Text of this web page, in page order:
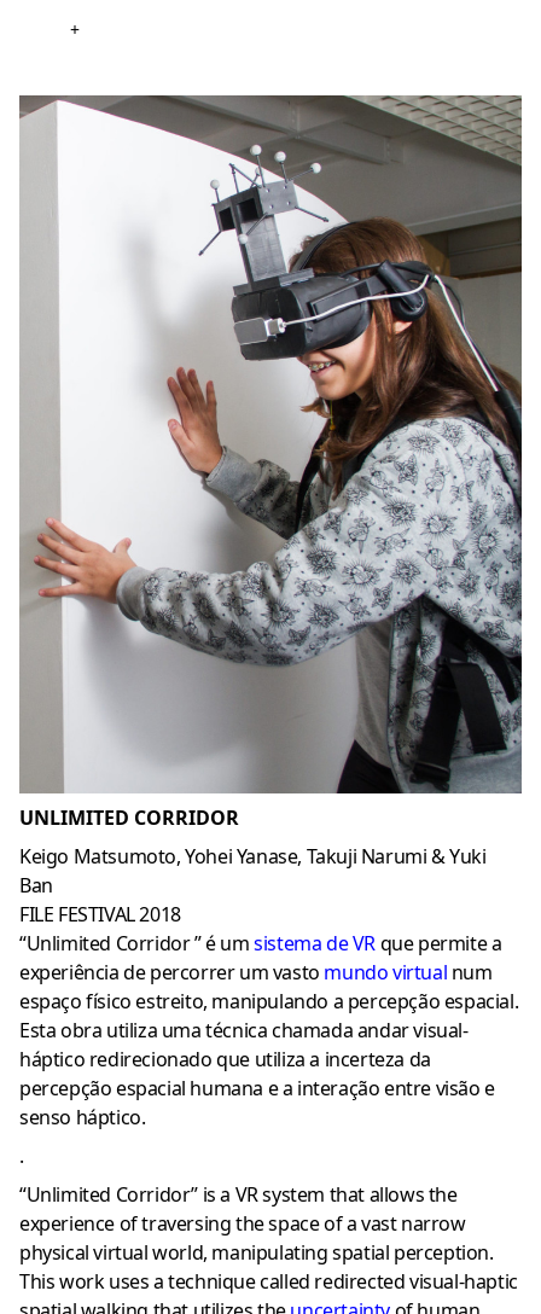
+
UNLIMITED CORRIDOR
Keigo Matsumoto, Yohei Yanase, Takuji Narumi & Yuki
Ban
FILE FESTIVAL 2018
“Unlimited Corridor ” é umsistema de VRque permite a
experiência de percorrer um vasto mundo virtual num
espaço físico estreito, manipulando a percepção espacial.
Esta obra utiliza uma técnica chamada andar visual-
háptico redirecionado que utiliza a incerteza da
percepção espacial humana e a interação entre visão e
senso háptico.
.
“Unlimited Corridor” is a VR system that allows the
experience of traversing the space of a vast narrow
physical virtual world, manipulating spatial perception.
This work uses a technique called redirected visual-haptic